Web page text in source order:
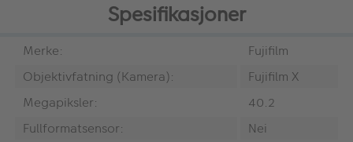
Spesifikasjoner
Merke:
Fujifilm
Objektivfatning (Kamera):
Fujifilm X
Megapiksler:
40.2
Fullformatsensor:
Nei